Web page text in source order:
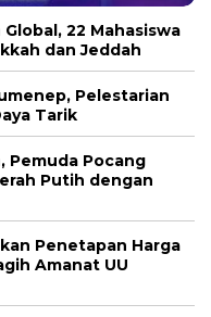
22 Mahasiswa
dan Jeddah
Pelestarian
Tarik
Pemuda Pocang
Putih dengan
Penetapan Harga
Amanat UU